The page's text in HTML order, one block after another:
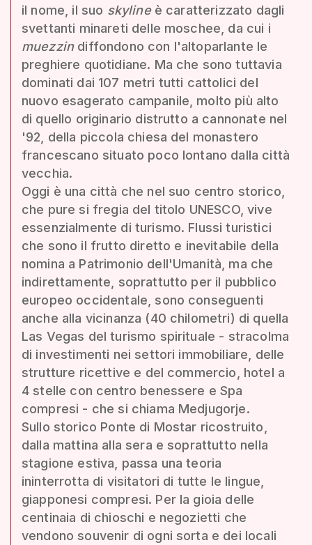
il nome, il suo skylineè caratterizzato dagli
svettanti minareti delle moschee, da cui i
muezzindiffondono con l'altoparlante le
preghiere quotidiane. Ma che sono tuttavia
dominati dai 107 metri tutti cattolici del
nuovo esagerato campanile, molto più alto
di quello originario distrutto a cannonate nel
'92, della piccola chiesa del monastero
francescano situato poco lontano dalla città
vecchia.
Oggi è una città che nel suo centro storico,
che pure si fregia del titolo UNESCO, vive
essenzialmente di turismo. Flussi turistici
che sono il frutto diretto e inevitabile della
nomina a Patrimonio dell'Umanità, ma che
indirettamente, soprattutto per il pubblico
europeo occidentale, sono conseguenti
anche alla vicinanza (40 chilometri) di quella
Las Vegas del turismo spirituale - stracolma
di investimenti nei settori immobiliare, delle
strutture ricettive e del commercio, hotel a
4 stelle con centro benessere e Spa
compresi - che si chiama Medjugorje.
Sullo storico Ponte di Mostar ricostruito,
dalla mattina alla sera e soprattutto nella
stagione estiva, passa una teoria
ininterrotta di visitatori di tutte le lingue,
giapponesi compresi. Per la gioia delle
centinaia di chioschi e negozietti che
vendono souvenir di ogni sorta e dei locali